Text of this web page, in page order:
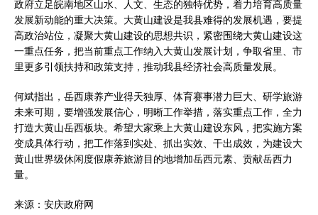
政府立足皖南地区山水、人文、生态的独特优势，着力培育高质量
发展新动能的重大决策。大黄山建设是我县难得的发展机遇，要提
高政治站位，凝聚大黄山建设的思想共识，紧密围绕大黄山建设这
一重点任务，把当前重点工作纳入大黄山发展计划，争取省里、市
里更多引领扶持和政策支持，推动我县经济社会高质量发展。
何斌指出，岳西康养产业得天独厚、体育赛事潜力巨大、研学旅游
未来可期，要增强发展信心，明晰工作举措，落实重点工作，全力
打造大黄山岳西板块。希望大家乘上大黄山建设东风，把实施方案
变成具体行动，把工作落到实处、抓出实效、干出成效，为建设大
黄山世界级休闲度假康养旅游目的地增加岳西元素、贡献岳西力
量。
来源：安庆政府网